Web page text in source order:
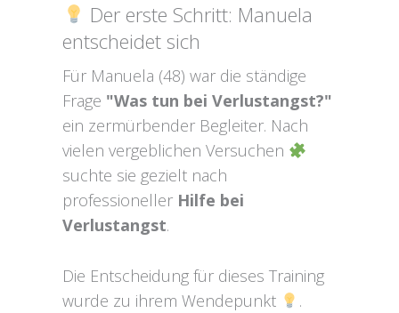
Der erste Schritt: Manuela
entscheidet sich
Für Manuela (48) war die ständige
Frage "Was tun bei Verlustangst?"
ein zermürbender Begleiter. Nach
vielen vergeblichen Versuchen
suchte sie gezielt nach
professioneller Hilfe bei
Verlustangst.
Die Entscheidung für dieses Training
wurde zu ihrem Wendepunkt
.